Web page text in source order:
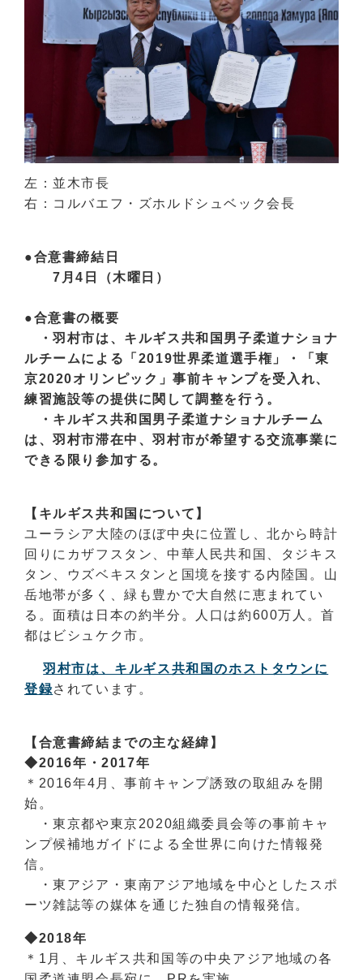
左：並木市長
右：コルバエフ・ズホルドシュベック会長
●合意書締結日
7月4日（木曜日）
●合意書の概要
・羽村市は、キルギス共和国男子柔道ナショナ
ルチームによる「2019世界柔道選手権」・「東
京2020オリンピック」事前キャンプを受入れ、
練習施設等の提供に関して調整を行う。
・キルギス共和国男子柔道ナショナルチーム
は、羽村市滞在中、羽村市が希望する交流事業に
できる限り参加する。
【キルギス共和国について】
ユーラシア大陸のほぼ中央に位置し、北から時計
回りにカザフスタン、中華人民共和国、タジキス
タン、ウズベキスタンと国境を接する内陸国。山
岳地帯が多く、緑も豊かで大自然に恵まれてい
る。面積は日本の約半分。人口は約600万人。首
都はビシュケク市。
羽村市は、キルギス共和国のホストタウンに
登録されています。
【合意書締結までの主な経緯】
◆2016年・2017年
＊2016年4月、事前キャンプ誘致の取組みを開
始。
・東京都や東京2020組織委員会等の事前キャ
ンプ候補地ガイドによる全世界に向けた情報発
信。
・東アジア・東南アジア地域を中心としたスポ
ーツ雑誌等の媒体を通じた独自の情報発信。
◆2018年
＊1月、キルギス共和国等の中央アジア地域の各